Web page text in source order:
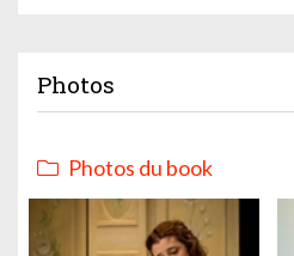
Photos
Photos du book